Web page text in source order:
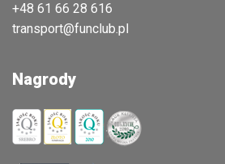
+48 61 66 28 616
transport@funclub.pl
Nagrody